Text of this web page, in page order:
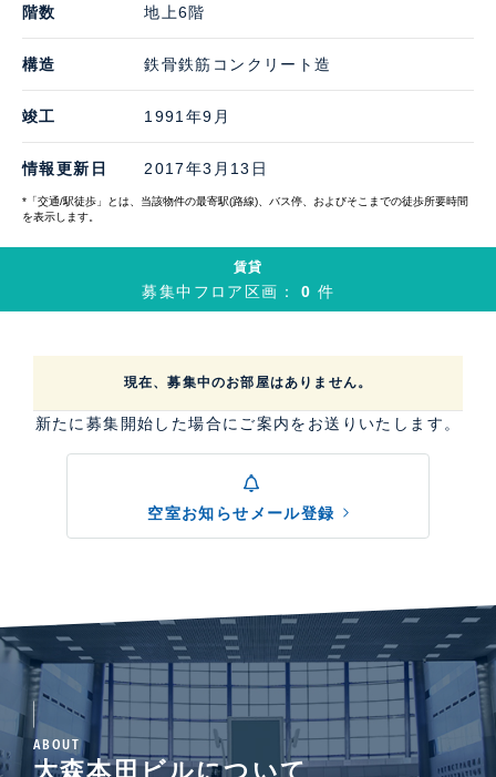
階数 地上6階
構造 鉄骨鉄筋コンクリート造
竣工 1991年9月
情報更新日 2017年3月13日
*「交通/駅徒歩」とは、当該物件の最寄駅(路線)、バス停、およびそこまでの徒歩所要時間
を表示します。
賃貸
募集中フロア区画：0件
現在、募集中のお部屋はありません。
新たに募集開始した場合にご案内をお送りいたします。
空室お知らせメール登録
ABOUT
大森本田ビルについて